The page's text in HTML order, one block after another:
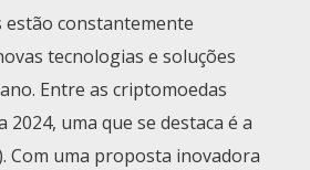
estão constantemente
tecnologias e soluções
Entre as criptomoedas
uma que se destaca é a
Com uma proposta inovadora